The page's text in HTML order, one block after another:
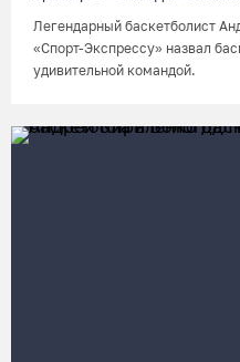
Легендарный баскетболист
«Спорт-Экспрессу» назвал
удивительной командой.